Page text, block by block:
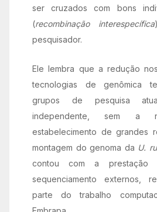
ser cruzados com bons
(recombinação interespecífica
pesquisador.
Ele lembra que a redução
tecnologias de genômica
grupos de pesquisa
independente, sem a
estabelecimento de grandes
montagem do genoma da U.
contou com a prestação
sequenciamento externos,
parte do trabalho